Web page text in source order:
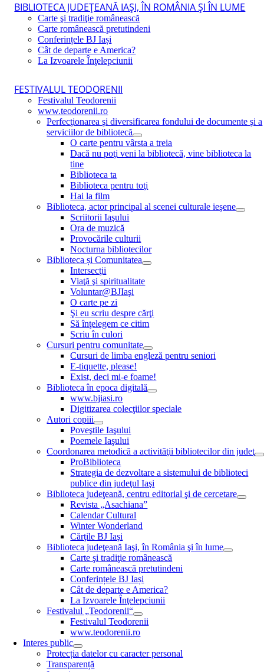
BIBLIOTECA JUDEŢEANĂ IAŞI, ÎN ROMÂNIA ŞI ÎN LUME
Carte şi tradiţie românească
Carte românească pretutindeni
Conferințele BJ Iași
Cât de departe e America?
La Izvoarele Înţelepciunii
FESTIVALUL TEODORENII
Festivalul Teodorenii
www.teodorenii.ro
Perfecţionarea şi diversificarea fondului de documente şi a
serviciilor de bibliotecă
O carte pentru vârsta a treia
Dacă nu poţi veni la bibliotecă, vine biblioteca la
tine
Biblioteca ta
Biblioteca pentru toţi
Hai la film
Biblioteca, actor principal al scenei culturale ieşene
Scriitorii Iaşului
Ora de muzică
Provocările culturii
Nocturna bibliotecilor
Biblioteca și Comunitatea
Intersecţii
Viaţă şi spiritualitate
Voluntar@BJIaşi
O carte pe zi
Şi eu scriu despre cărţi
Să înţelegem ce citim
Scriu în culori
Cursuri pentru comunitate
Cursuri de limba engleză pentru seniori
E-tiquette, please!
Exist, deci mi-e foame!
Biblioteca în epoca digitală
www.bjiasi.ro
Digitizarea colecţiilor speciale
Autori copiii
Poveştile Iaşului
Poemele Iaşului
Coordonarea metodică a activităţii bibliotecilor din judeţ
ProBiblioteca
Strategia de dezvoltare a sistemului de biblioteci
publice din judeţul Iaşi
Biblioteca judeţeană, centru editorial şi de cercetare
Revista „Asachiana”
Calendar Cultural
Winter Wonderland
Cărţile BJ Iaşi
Biblioteca judeţeană Iaşi, în România şi în lume
Carte şi tradiţie românească
Carte românească pretutindeni
Conferințele BJ Iași
Cât de departe e America?
La Izvoarele Înţelepciunii
Festivalul „Teodorenii“
Festivalul Teodorenii
www.teodorenii.ro
Interes public
Protecția datelor cu caracter personal
Transparență